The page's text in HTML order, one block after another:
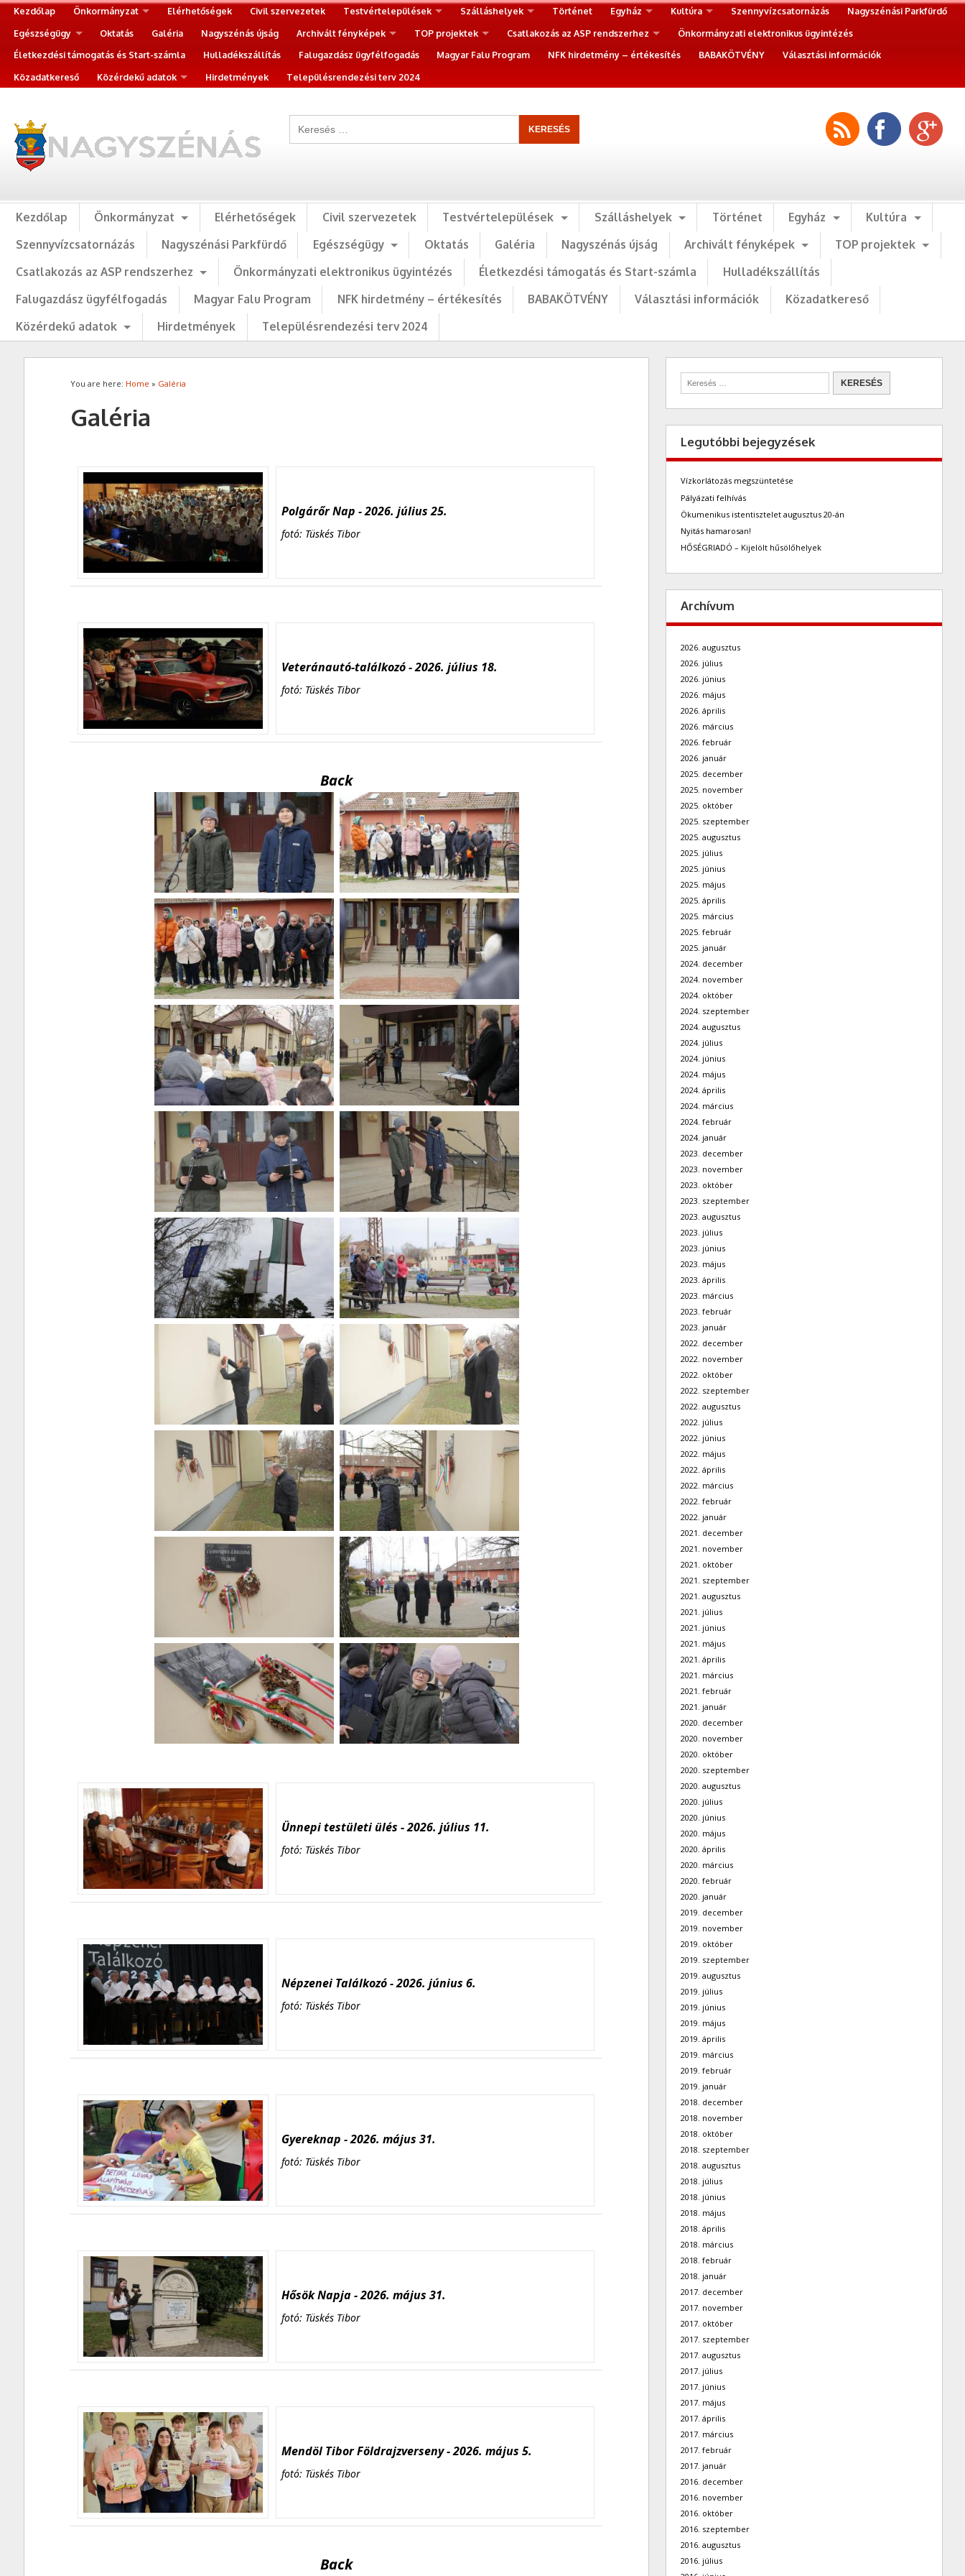
Kezdőlap Önkormányzat Elérhetőségek Civil szervezetek Testvértelepülések Szálláshelyek Történet Egyház Kultúra Szennyvízcsatornázás
Nagyszénási Parkfürdő
Egészségügy
Oktatás Galéria Nagyszénás újság Archivált fényképek TOP projektek Csatlakozás az ASP rendszerhez
Önkormányzati elektronikus ügyintézés
Életkezdési támogatás és Start-számla
Hulladékszállítás Falugazdász ügyfélfogadás Magyar Falu Program NFK hirdetmény – értékesítés BABAKÖTVÉNY
Választási információk
Közadatkereső
Közérdekű adatok Hirdetmények Településrendezési terv 2024
Kezdőlap Önkormányzat Elérhetőségek Civil szervezetek Testvértelepülések Szálláshelyek Történet Egyház
Kultúra
Szennyvízcsatornázás
Nagyszénási Parkfürdő Egészségügy Oktatás Galéria Nagyszénás újság Archivált fényképek
TOP projektek
Csatlakozás az ASP rendszerhez
Önkormányzati elektronikus ügyintézés Életkezdési támogatás és Start-számla
Hulladékszállítás
Falugazdász ügyfélfogadás
Magyar Falu Program NFK hirdetmény – értékesítés BABAKÖTVÉNY Választási információk
Közadatkereső
Közérdekű adatok
Hirdetmények Településrendezési terv 2024
You are here: Home » Galéria
Galéria
Polgárőr Nap - 2026. július 25.
fotó: Tüskés Tibor
Veteránautó-találkozó - 2026. július 18.
fotó: Tüskés Tibor
Back
Ünnepi testületi ülés - 2026. július 11.
fotó: Tüskés Tibor
Népzenei Találkozó - 2026. június 6.
fotó: Tüskés Tibor
Gyereknap - 2026. május 31.
fotó: Tüskés Tibor
Hősök Napja - 2026. május 31.
fotó: Tüskés Tibor
Mendöl Tibor Földrajzverseny - 2026. május 5.
fotó: Tüskés Tibor
Back
Legutóbbi bejegyzések
Vízkorlátozás megszüntetése
Pályázati felhívás
Ökumenikus istentisztelet augusztus 20-án
Nyitás hamarosan!
HŐSÉGRIADÓ – Kijelölt hűsölőhelyek
Archívum
2026. augusztus
2026. július
2026. június
2026. május
2026. április
2026. március
2026. február
2026. január
2025. december
2025. november
2025. október
2025. szeptember
2025. augusztus
2025. július
2025. június
2025. május
2025. április
2025. március
2025. február
2025. január
2024. december
2024. november
2024. október
2024. szeptember
2024. augusztus
2024. július
2024. június
2024. május
2024. április
2024. március
2024. február
2024. január
2023. december
2023. november
2023. október
2023. szeptember
2023. augusztus
2023. július
2023. június
2023. május
2023. április
2023. március
2023. február
2023. január
2022. december
2022. november
2022. október
2022. szeptember
2022. augusztus
2022. július
2022. június
2022. május
2022. április
2022. március
2022. február
2022. január
2021. december
2021. november
2021. október
2021. szeptember
2021. augusztus
2021. július
2021. június
2021. május
2021. április
2021. március
2021. február
2021. január
2020. december
2020. november
2020. október
2020. szeptember
2020. augusztus
2020. július
2020. június
2020. május
2020. április
2020. március
2020. február
2020. január
2019. december
2019. november
2019. október
2019. szeptember
2019. augusztus
2019. július
2019. június
2019. május
2019. április
2019. március
2019. február
2019. január
2018. december
2018. november
2018. október
2018. szeptember
2018. augusztus
2018. július
2018. június
2018. május
2018. április
2018. március
2018. február
2018. január
2017. december
2017. november
2017. október
2017. szeptember
2017. augusztus
2017. július
2017. június
2017. május
2017. április
2017. március
2017. február
2017. január
2016. december
2016. november
2016. október
2016. szeptember
2016. augusztus
2016. július